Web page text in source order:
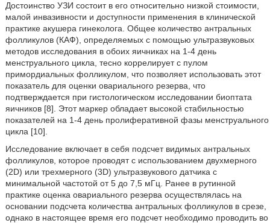
Достоинство УЗИ состоит в его относительно низкой стоимости,
малой инвазивности и доступности применения в клинической
практике акушера гинеколога. Общее количество антральных
фолликулов (КАФ), определяемых с помощью ультразвуковых
методов исследования в обоих яичниках на 1-4 день
менструального цикла, тесно коррелирует с пулом
примордиальных фолликулом, что позволяет использовать этот
показатель для оценки овариального резерва, что
подтверждается при гистологическом исследовании биоптата
яичников [8]. Этот маркер обладает высокой стабильностью
показателей на 1-4 день пролиферативной фазы менструального
цикла [10].
Исследование включает в себя подсчет видимых антральных
фолликулов, которое проводят с использованием двухмерного
(2D) или трехмерного (3D) ультразвукового датчика с
минимальной частотой от 5 до 7,5 мГц. Ранее в рутинной
практике оценка овариального резерва осуществлялась на
основании подсчета количества антральных фолликулов в срезе,
однако в настоящее время его подсчет необходимо проводить во